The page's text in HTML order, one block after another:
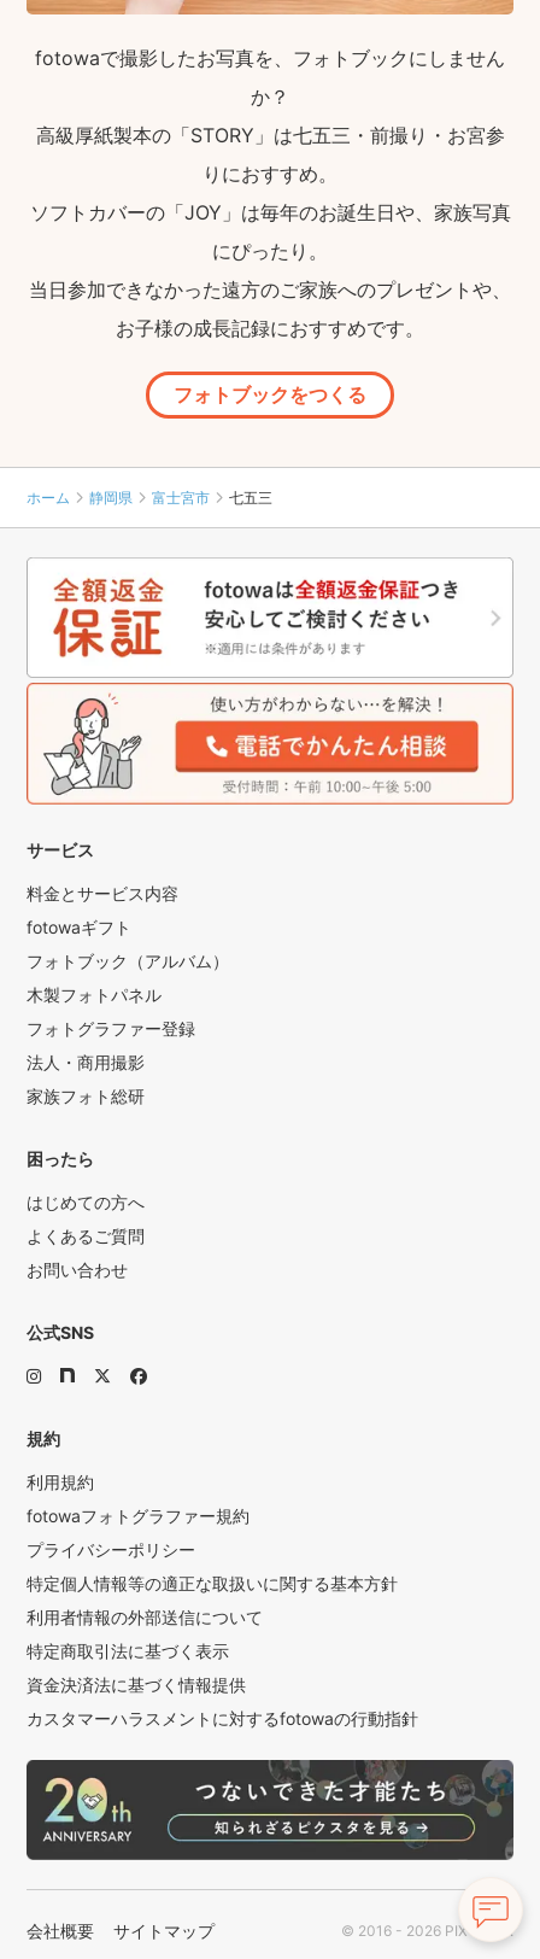
fotowaで撮影したお写真を、フォトブックにしません
か？
高級厚紙製本の「STORY」は七五三・前撮り・お宮参
りにおすすめ。
ソフトカバーの「JOY」は毎年のお誕生日や、家族写真
にぴったり。
当日参加できなかった遠方のご家族へのプレゼントや、
お子様の成長記録におすすめです。
フォトブックをつくる
ホーム 静岡県 富士宮市 七五三
サービス
料金とサービス内容
fotowaギフト
フォトブック（アルバム）
木製フォトパネル
フォトグラファー登録
法人・商用撮影
家族フォト総研
困ったら
はじめての方へ
よくあるご質問
お問い合わせ
公式SNS
規約
利用規約
fotowaフォトグラファー規約
プライバシーポリシー
特定個人情報等の適正な取扱いに関する基本方針
利用者情報の外部送信について
特定商取引法に基づく表示
資金決済法に基づく情報提供
カスタマーハラスメントに対するfotowaの行動指針
会社概要 サイトマップ © 2016 - 2026 PIXTA Inc.